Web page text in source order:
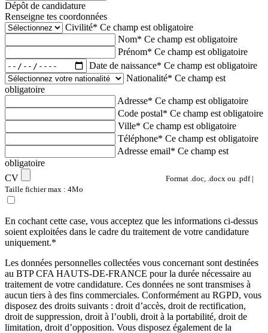
Dépôt de candidature
Renseigne tes coordonnées
Civilité* Ce champ est obligatoire
Nom* Ce champ est obligatoire
Prénom* Ce champ est obligatoire
Date de naissance* Ce champ est obligatoire
Nationalité* Ce champ est
obligatoire
Adresse* Ce champ est obligatoire
Code postal* Ce champ est obligatoire
Ville* Ce champ est obligatoire
Téléphone* Ce champ est obligatoire
Adresse email* Ce champ est
obligatoire
CV
Format .doc, .docx ou .pdf |
Taille fichier max : 4Mo
En cochant cette case, vous acceptez que les informations ci-dessus
soient exploitées dans le cadre du traitement de votre candidature
uniquement.*
Les données personnelles collectées vous concernant sont destinées
au BTP CFA HAUTS-DE-FRANCE pour la durée nécessaire au
traitement de votre candidature. Ces données ne sont transmises à
aucun tiers à des fins commerciales. Conformément au RGPD, vous
disposez des droits suivants : droit d’accès, droit de rectification,
droit de suppression, droit à l’oubli, droit à la portabilité, droit de
limitation, droit d’opposition. Vous disposez également de la